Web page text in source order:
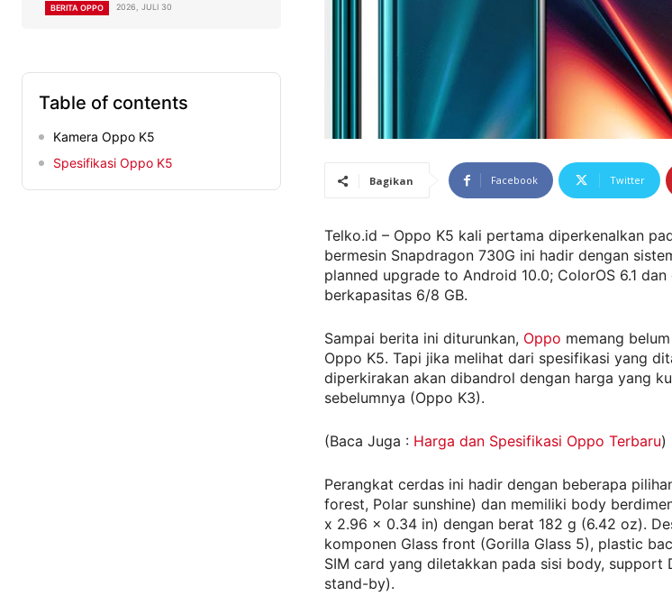
BERITA OPPO 2026, JULI 30
Table of contents
Kamera Oppo K5
Spesifikasi Oppo K5
Bagikan Facebook Twitter
Telko.id – Oppo K5 kali pertama diperkenalkan
bermesin Snapdragon 730G ini hadir dengan
planned upgrade to Android 10.0; ColorOS 6.1
berkapasitas 6/8 GB.
Sampai berita ini diturunkan, Oppo memang
Oppo K5. Tapi jika melihat dari spesifikasi yang
diperkirakan akan dibandrol dengan harga yang
sebelumnya (Oppo K3).
(Baca Juga : Harga dan Spesifikasi Oppo Terbaru)
Perangkat cerdas ini hadir dengan beberapa
forest, Polar sunshine) dan memiliki body
x 2.96 x 0.34 in) dengan berat 182 g (6.42 oz).
komponen Glass front (Gorilla Glass 5), plastic
SIM card yang diletakkan pada sisi body, support
stand-by).